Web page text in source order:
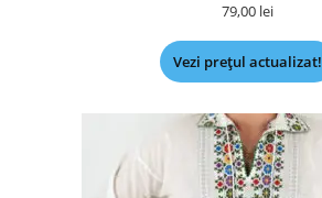
79,00 lei
Vezi prețul actualizat!